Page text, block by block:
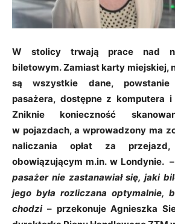
W stolicy trwają prace nad
biletowym. Zamiast karty miejskiej,
są wszystkie dane,
pasażera, dostępne z komputera
Zniknie konieczność
w pojazdach, a wprowadzony ma
naliczania opłat za
obowiązującym m.in. w Londynie. –
pasażer nie zastanawiał się, jaki
jego była rozliczana optymalnie,
chodzi – przekonuje Agnieszka